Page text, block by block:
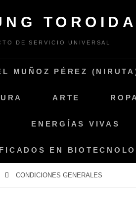
DE SERVICIO UNIVERSAL
MUÑOZ PÉREZ
ARTE
ENERGÍAS VIVAS
EN
CONDICIONES GENERALES